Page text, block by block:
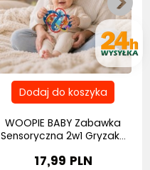
WOOPIE BABY Zabawka
Sensoryczna 2w1 Gryzak...
17,99 PLN